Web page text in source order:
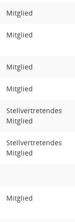
Mitglied
Mitglied
Mitglied
Mitglied
Stellvertretendes
Mitglied
Stellvertretendes
Mitglied
Mitglied